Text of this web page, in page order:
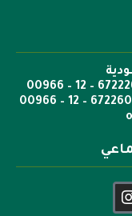
ص.ب: 6351 جدة الرمز 21442 هاتف 6722269 – 12 – 00966